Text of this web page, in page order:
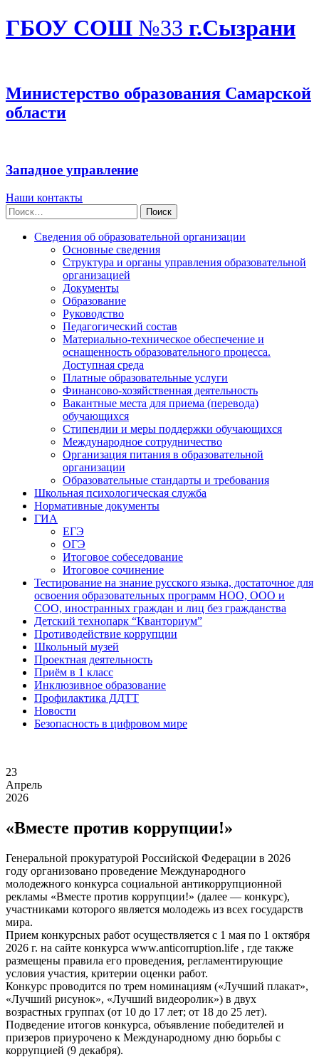
ГБОУ СОШ №33 г.Сызрани
Министерство образования Самарской
области
Западное управление
Наши контакты
Найти:
Сведения об образовательной организации
Основные сведения
Структура и органы управления образовательной
организацией
Документы
Образование
Руководство
Педагогический состав
Материально-техническое обеспечение и
оснащенность образовательного процесса.
Доступная среда
Платные образовательные услуги
Финансово-хозяйственная деятельность
Вакантные места для приема (перевода)
обучающихся
Стипендии и меры поддержки обучающихся
Международное сотрудничество
Организация питания в образовательной
организации
Образовательные стандарты и требования
Школьная психологическая служба
Нормативные документы
ГИА
ЕГЭ
ОГЭ
Итоговое собеседование
Итоговое сочинение
Тестирование на знание русского языка, достаточное для
освоения образовательных программ НОО, ООО и
СОО, иностранных граждан и лиц без гражданства
Детский технопарк “Кванториум”
Противодействие коррупции
Школьный музей
Проектная деятельность
Приём в 1 класс
Инклюзивное образование
Профилактика ДДТТ
Новости
Безопасность в цифровом мире
23
Апрель
2026
«Вместе против коррупции!»
Генеральной прокуратурой Российской Федерации в 2026
году организовано проведение Международного
молодежного конкурса социальной антикоррупционной
рекламы «Вместе против коррупции!» (далее — конкурс),
участниками которого является молодежь из всех государств
мира.
Прием конкурсных работ осуществляется с 1 мая по 1 октября
2026 г. на сайте конкурса www.anticorruption.life , где также
размещены правила его проведения, регламентирующие
условия участия, критерии оценки работ.
Конкурс проводится по трем номинациям («Лучший плакат»,
«Лучший рисунок», «Лучший видеоролик») в двух
возрастных группах (от 10 до 17 лет; от 18 до 25 лет).
Подведение итогов конкурса, объявление победителей и
призеров приурочено к Международному дню борьбы с
коррупцией (9 декабря).